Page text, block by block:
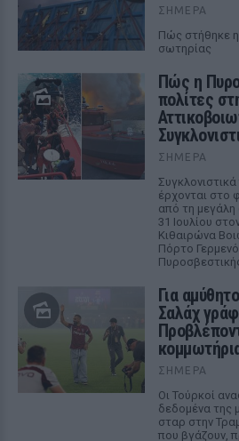
ΣΉΜΕΡΑ
Πώς στήθηκε
σωτηρίας
Πώς η
πολίτες
ΣΉΜΕΡΑ
έρχονται στο
από τη
31 Ιουλίου
Κιθαιρώνα
Πόρτο
Για
Σαλάχ
ΣΉΜΕΡΑ
Οι Τούρκοί
δεδομένα της
σταρ στην
που βγάζουν,